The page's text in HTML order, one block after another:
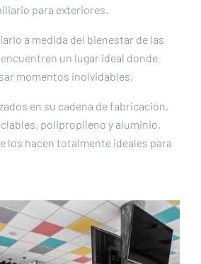
para exteriores.
a medida del bienestar de las
un lugar ideal donde
momentos inolvidables.
en su cadena de fabricación,
polipropileno y aluminio,
los hacen totalmente ideales para